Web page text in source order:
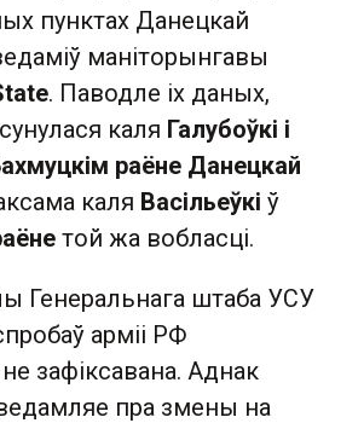
пунктах Данецкай
маніторынгавы
. Паводле іх даных,
каля Галубоўкі і
раёне Данецкай
каля Васільеўкі ў
той жа вобласці.
Генеральнага штаба УСУ
арміі РФ
зафіксавана. Аднак
пра змены на